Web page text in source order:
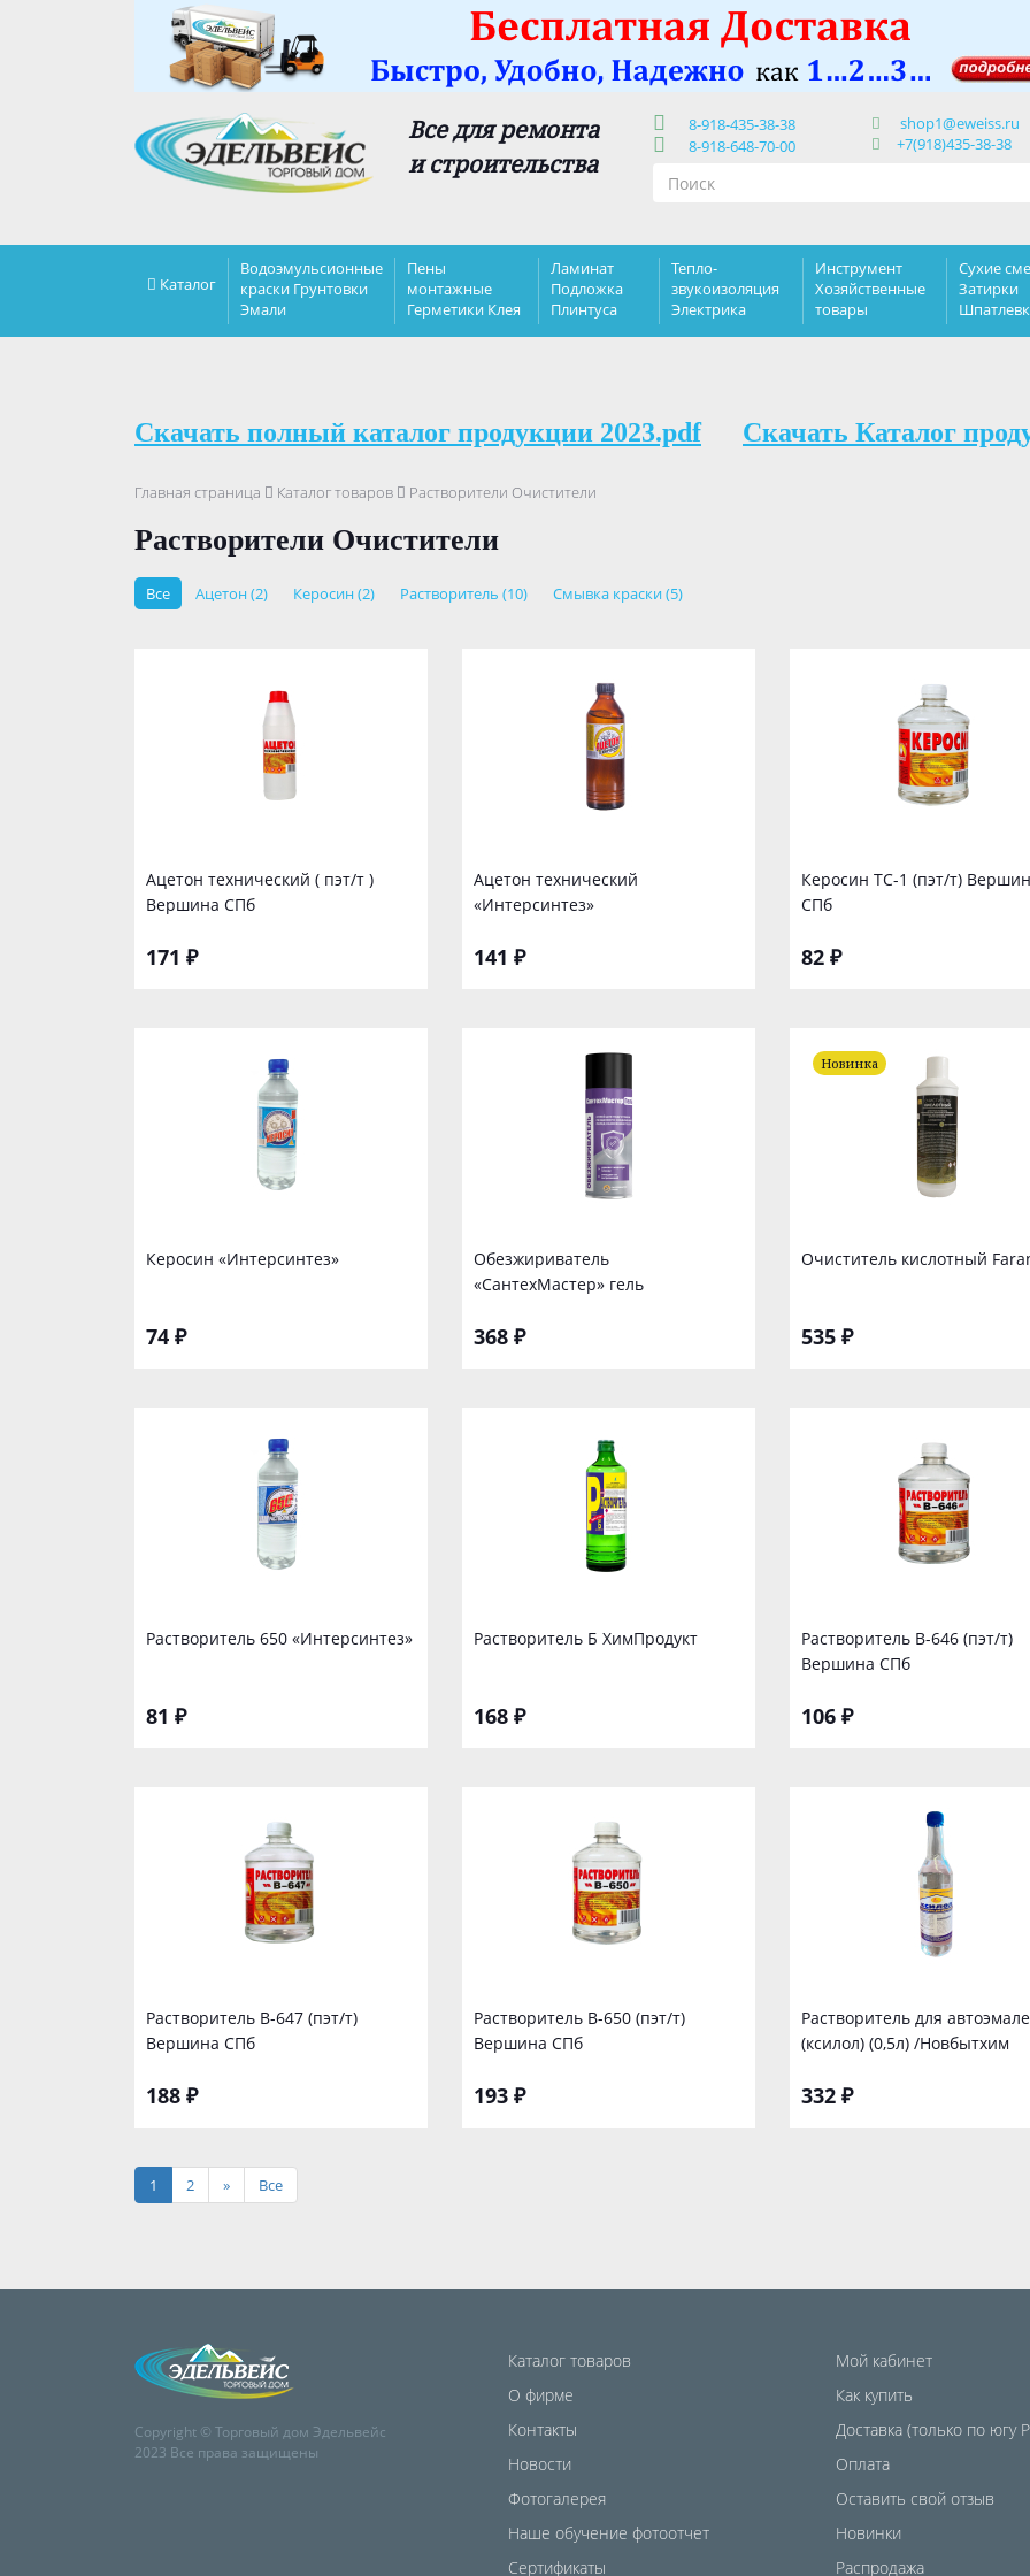
Все для ремонта
и строительства
8-918-435-38-38
8-918-648-70-00
shop1@eweiss.ru
+7(918)435-38-38
Каталог
Водоэмульсионные
краски Грунтовки
Эмали
Пены
монтажные
Герметики Клея
Ламинат
Подложка
Плинтуса
Тепло-
звукоизоляция
Электрика
Инструмент
Хозяйственные
товары
Сухие
Затирки
Скачать полный каталог продукции 2023.pdf Скачать Каталог
Главная страница Каталог товаров Растворители Очистители
Растворители Очистители
Все Ацетон (2) Керосин (2) Растворитель (10) Смывка краски (5)
Ацетон технический ( пэт/т )
Вершина СПб
171 ₽
Ацетон технический
«Интерсинтез»
141 ₽
Керосин ТС-1 (пэт/т)
СПб
82 ₽
Керосин «Интерсинтез»
74 ₽
Обезжириватель
«СантехМастер» гель
368 ₽
Очиститель кислотный
535 ₽
Новинка
Растворитель 650 «Интерсинтез»
81 ₽
Растворитель Б ХимПродукт
168 ₽
Растворитель В-646 (пэт/т)
Вершина СПб
106 ₽
Растворитель В-647 (пэт/т)
Вершина СПб
188 ₽
Растворитель В-650 (пэт/т)
Вершина СПб
193 ₽
Растворитель для
(ксилол) (0,5л) /Новбытхим
332 ₽
1 2 » Все
Copyright © Торговый дом Эдельвейс
2023 Все права защищены
Каталог товаров
О фирме
Контакты
Новости
Фотогалерея
Наше обучение фотоотчет
Сертификаты
Мой кабинет
Как купить
Доставка (только по югу
Оплата
Оставить свой отзыв
Новинки
Распродажа